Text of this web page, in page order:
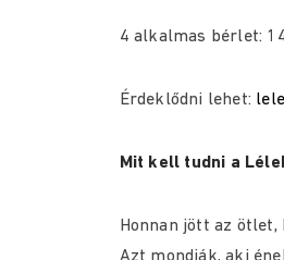
4 alkalmas bérlet:
Érdeklődni lehet:
Mit kell tudni a
Honnan jött az